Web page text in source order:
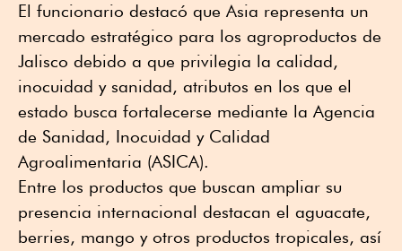
El funcionario destacó que Asia representa un
mercado estratégico para los agroproductos de
Jalisco debido a que privilegia la calidad,
inocuidad y sanidad, atributos en los que el
estado busca fortalecerse mediante la Agencia
de Sanidad, Inocuidad y Calidad
Agroalimentaria (ASICA).
Entre los productos que buscan ampliar su
presencia internacional destacan el aguacate,
berries, mango y otros productos tropicales, así